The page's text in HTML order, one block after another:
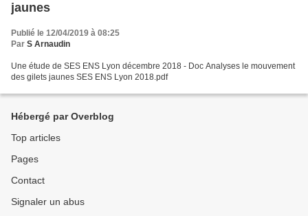
jaunes
Publié le 12/04/2019 à 08:25
Par S Arnaudin
Une étude de SES ENS Lyon décembre 2018 - Doc Analyses le mouvement
des gilets jaunes SES ENS Lyon 2018.pdf
Hébergé par Overblog
Top articles
Pages
Contact
Signaler un abus